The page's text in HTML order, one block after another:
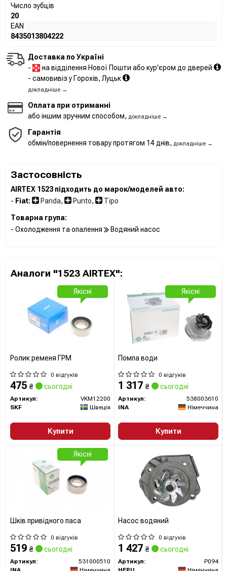
Число зубців
20
EAN
8435013804222
Доставка по Україні
-
на відділення Нової Пошти або кур'єром до дверей
- самовивіз у Горохів, Луцьк
докладніше →
Оплата при отриманні
або іншим зручним способом, докладніше →
Гарантія
обмін/повернення товару протягом 14 днів, докладніше →
Застосовність
AIRTEX 1523 підходить до марок/моделей авто:
- Fiat: Panda, Punto, Tipo
Товарна група:
- Охолодження та опалення
Водяний насос
Аналоги "1523 AIRTEX":
Ролик ременя ГРМ
0 відгуків
475 ₴ сьогодні
Артикул:
VKM12200
SKF
Швеція
Купити
Якісні
Помпа води
0 відгуків
1 317 ₴ сьогодні
Артикул:
538003610
INA
Німеччина
Купити
Якісні
Шків привідного паса
0 відгуків
519 ₴ сьогодні
Артикул:
531000510
Якісні
Насос водяний
0 відгуків
1 427 ₴ сьогодні
Артикул:
P094